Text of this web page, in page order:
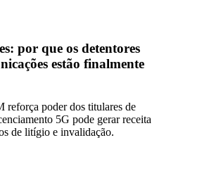
por que os detentores
estão finalmente
reforça poder dos titulares de
5G pode gerar receita
de litígio e invalidação.